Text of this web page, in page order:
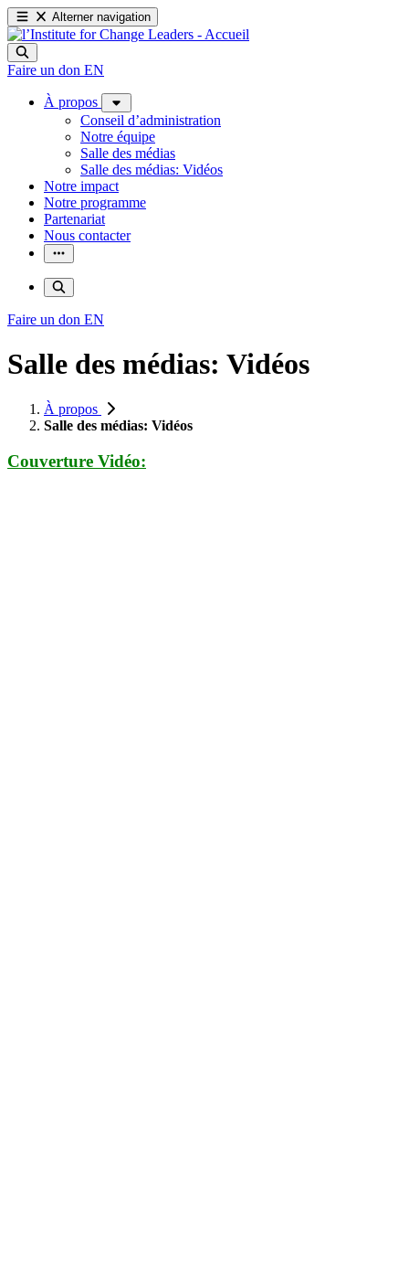
Alterner navigation
Faire un don EN
À propos
Conseil d’administration
Notre équipe
Salle des médias
Salle des médias: Vidéos
Notre impact
Notre programme
Partenariat
Nous contacter
Faire un don EN
Salle des médias: Vidéos
À propos
Salle des médias: Vidéos
Couverture Vidéo: